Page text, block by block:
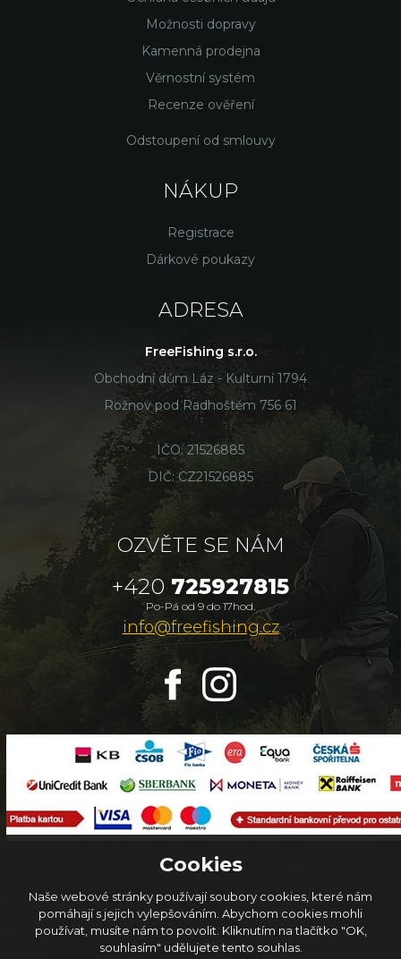
Možnosti dopravy
Kamenná prodejna
Věrnostní systém
Recenze ověření
Odstoupení od smlouvy
NÁKUP
Registrace
Dárkové poukazy
ADRESA
FreeFishing s.r.o.
Obchodní dům Láz - Kulturní 1794
Rožnov pod Radhoštěm 756 61
IČO: 21526885
DIČ: CZ21526885
OZVĚTE SE NÁM
+420 725927815
Po-Pá od 9 do 17hod.
info@freefishing.cz
© 2026FreeFishing.cz
Cookies
Naše webové stránky používají soubory cookies, které nám
pomáhají s jejich vylepšováním. Abychom cookies mohli
používat, musíte nám to povolit. Kliknutím na tlačítko "OK,
souhlasím" udělujete tento souhlas.